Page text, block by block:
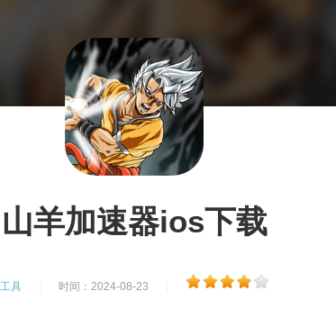
山羊加速器ios下载
工具 时间：2024-08-23